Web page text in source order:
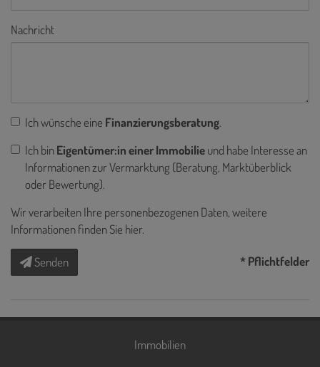
Nachricht
Ich wünsche eine Finanzierungsberatung.
Ich binEigentümer:in einer Immobilieund habe Interesse an
Informationen zur Vermarktung (Beratung, Marktüberblick
oder Bewertung).
Wir verarbeiten Ihre personenbezogenen Daten, weitere
Informationen finden Sie hier.
Senden * Pflichtfelder
Immobilien